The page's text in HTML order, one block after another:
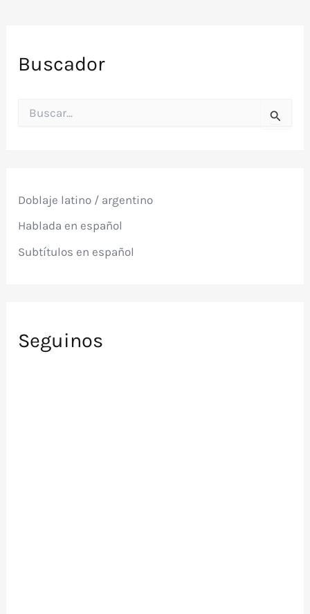
Buscador
o
:
Doblaje latino / argentino
Hablada en español
Subtítulos en español
Seguinos